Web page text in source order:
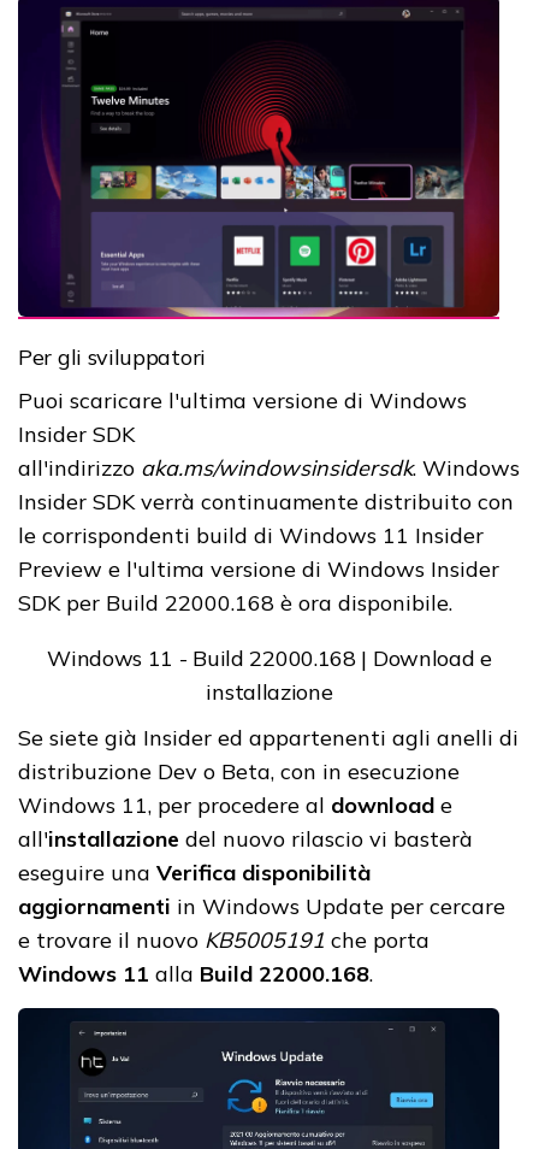
Per gli sviluppatori
Puoi scaricare l'ultima versione di Windows
Insider SDK
all'indirizzo aka.ms/windowsinsidersdk. Windows
Insider SDK verrà continuamente distribuito con
le corrispondenti build di Windows 11 Insider
Preview e l'ultima versione di Windows Insider
SDK per Build 22000.168 è ora disponibile.
Windows 11 - Build 22000.168 | Download e
installazione
Se siete già Insider ed appartenenti agli anelli di
distribuzione Dev o Beta, con in esecuzione
Windows 11, per procedere al download e
all'installazione del nuovo rilascio vi basterà
eseguire una Verifica disponibilità
aggiornamenti in Windows Update per cercare
e trovare il nuovo KB5005191 che porta
Windows 11 alla Build 22000.168.